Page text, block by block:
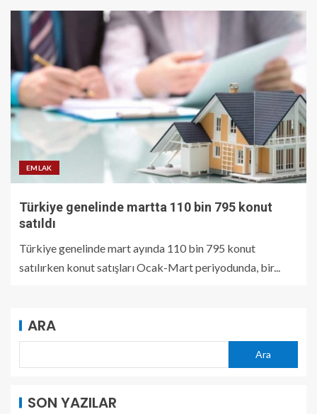
EMLAK
Türkiye genelinde martta 110 bin 795 konut
satıldı
Türkiye genelinde mart ayında 110 bin 795 konut
satılırken konut satışları Ocak-Mart periyodunda, bir...
ARA
Ara
SON YAZILAR